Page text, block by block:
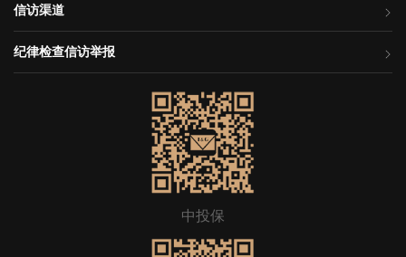
信访渠道
纪律检查信访举报
中投保